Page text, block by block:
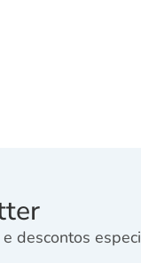
descontos